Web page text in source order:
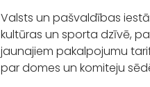
Valsts un pašvaldības
kultūras un sporta dzīvē,
jaunajiem pakalpojumu
par domes un komiteju